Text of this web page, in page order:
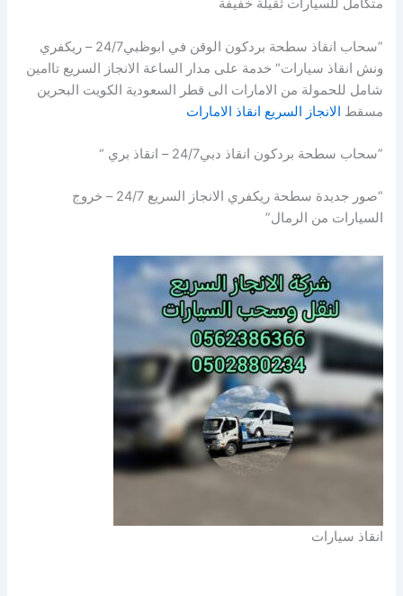
متكامل للسيارات ثقيلة خفيفة
”سحاب انقاذ سطحة بردكون الوقن في ابوظبي24/7 – ريكفري
ونش انقاذ سيارات“ خدمة على مدار الساعة الانجاز السريع تاامين
شامل للحمولة من الامارات الى قطر السعودية الكويت البحرين
مسقط الانجاز السريع انقاذ الامارات
”سحاب سطحة بردكون انقاذ دبي24/7 – انقاذ بري “
“صور جديدة سطحة ريكفري الانجاز السريع 24/7 – خروج
السيارات من الرمال”
انقاذ سيارات